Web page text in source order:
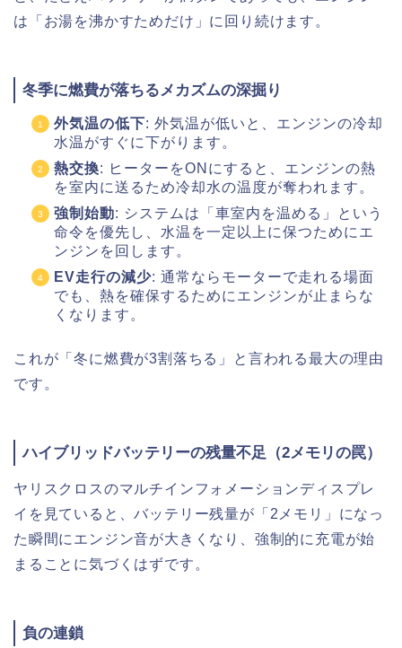
は「お湯を沸かすためだけ」に回り続けます。
冬季に燃費が落ちるメカズムの深掘り
外気温の低下: 外気温が低いと、エンジンの冷却
水温がすぐに下がります。
熱交換: ヒーターをONにすると、エンジンの熱
を室内に送るため冷却水の温度が奪われます。
強制始動: システムは「車室内を温める」という
命令を優先し、水温を一定以上に保つためにエ
ンジンを回します。
EV走行の減少: 通常ならモーターで走れる場面
でも、熱を確保するためにエンジンが止まらな
くなります。
これが「冬に燃費が3割落ちる」と言われる最大の理由
です。
ハイブリッドバッテリーの残量不足（2メモリの罠）
ヤリスクロスのマルチインフォメーションディスプレ
イを見ていると、バッテリー残量が「2メモリ」になっ
た瞬間にエンジン音が大きくなり、強制的に充電が始
まることに気づくはずです。
負の連鎖